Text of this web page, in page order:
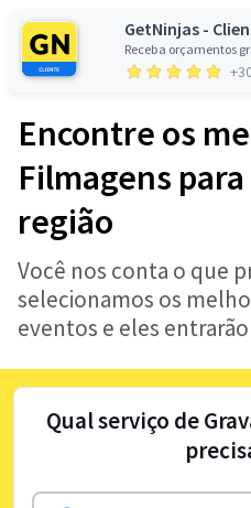
GetNinjas -
Receba orçamentos
Encontre os
Filmagens
região
Você nos conta o que
selecionamos os
eventos e eles
Qual serviço de